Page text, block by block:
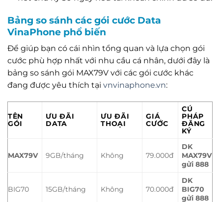
Bảng so sánh các gói cước Data
VinaPhone phổ biến
Để giúp bạn có cái nhìn tổng quan và lựa chọn gói
cước phù hợp nhất với nhu cầu cá nhân, dưới đây là
bảng so sánh gói MAX79V với các gói cước khác
đang được yêu thích tại vnvinaphone.vn:
TÊN
GÓI
ƯU ĐÃI
DATA
ƯU ĐÃI
THOẠI
GIÁ
CƯỚC
CÚ
PHÁP
ĐĂNG
KÝ
MAX79V 9GB/tháng Không 79.000đ
DK
MAX79V
gửi 888
BIG70 15GB/tháng Không 70.000đ
DK
BIG70
gửi 888